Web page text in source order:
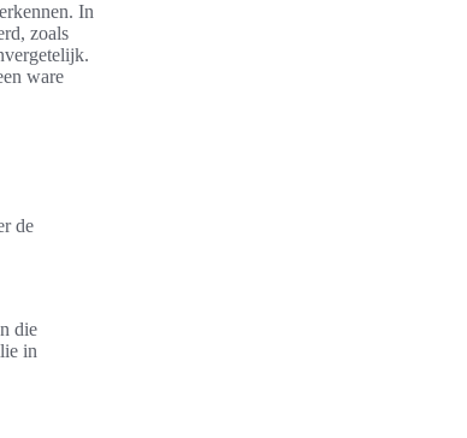
In
zoals
ware
de
die
in